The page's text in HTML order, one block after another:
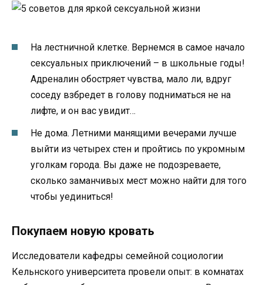
На лестничной клетке. Вернемся в самое начало
сексуальных приключений – в школьные годы!
Адреналин обостряет чувства, мало ли, вдруг
соседу взбредет в голову подниматься не на
лифте, и он вас увидит…
Не дома. Летними манящими вечерами лучше
выйти из четырех стен и пройтись по укромным
уголкам города. Вы даже не подозреваете,
сколько заманчивых мест можно найти для того
чтобы уединиться!
Покупаем новую кровать
Исследователи кафедры семейной социологии
Кельнского университета провели опыт: в комнатах